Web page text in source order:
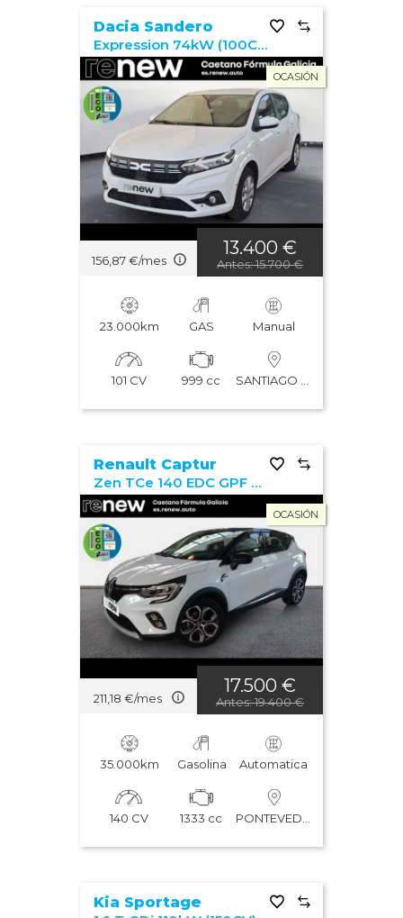
Dacia Sandero
Expression 74kW (100CV) ECO-G
OCASIÓN
156,87 €/mes
13.400 €
Antes: 15.700 €
23.000km GAS Manual
101 CV 999 cc SANTIAGO DE COMPOSTELA
Renault Captur
Zen TCe 140 EDC GPF Micro Híbrido
OCASIÓN
211,18 €/mes
17.500 €
Antes: 19.400 €
35.000km Gasolina Automatica
140 CV 1333 cc PONTEVEDRA
Kia Sportage